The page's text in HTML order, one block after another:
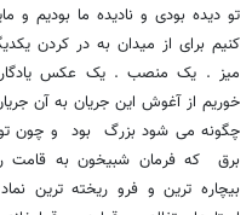
تو دیده بودی و نادیده ما بودیم
کنیم برای از میدان به در کردن
میز . یک منصب . یک عکس
خوریم از آغوش این جریان به آن
چگونه می شود بزرگ بود و چون تو
برق که فرمان شبیخون به قامت
بیچاره ترین و فرو ریخته ترین